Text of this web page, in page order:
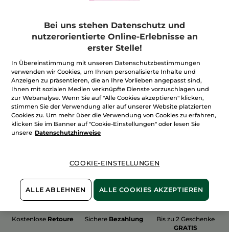
sindpflanzlich
unsere Felder
biologisch
Mehr entdecken
Kostenlose Retoure Sichere Bezahlung
Bis zu 2 Geschenke
GRATIS
Bei uns stehen Datenschutz und
nutzerorientierte Online-Erlebnisse an
erster Stelle!
In Übereinstimmung mit unseren Datenschutzbestimmungen
verwenden wir Cookies, um Ihnen personalisierte Inhalte und
Anzeigen zu präsentieren, die an Ihre Vorlieben angepasst sind,
Ihnen mit sozialen Medien verknüpfte Dienste vorzuschlagen und
zur Webanalyse. Wenn Sie auf "Alle Cookies akzeptieren" klicken,
stimmen Sie der Verwendung aller auf unserer Website platzierten
Cookies zu. Um mehr über die Verwendung von Cookies zu erfahren,
klicken Sie im Banner auf "Cookie-Einstellungen" oder lesen Sie
unsere Datenschutzhinweise
COOKIE-EINSTELLUNGEN
ALLE ABLEHNEN ALLE COOKIES AKZEPTIEREN